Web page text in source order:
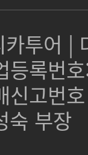
카투어 |
등록번
신고번
숙 부장